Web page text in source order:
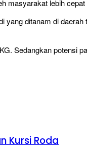
masyarakat lebih
ditanam di
Sedangkan potensi
Kursi Roda